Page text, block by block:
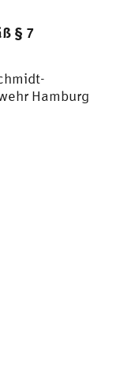
§ 7
Hamburg